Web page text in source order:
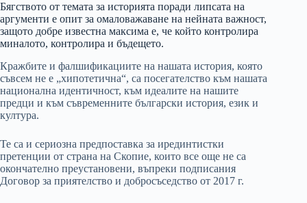
Бягството от темата за историята поради липсата на
аргументи е опит за омаловажаване на нейната важност,
защото добре известна максима е, че който контролира
миналото, контролира и бъдещето.
Кражбите и фалшификациите на нашата история, която
съвсем не е „хипотетична“, са посегателство към нашата
национална идентичност, към идеалите на нашите
предци и към съвременните български история, език и
култура.
Те са и сериозна предпоставка за ирединтистки
претенции от страна на Скопие, които все още не са
окончателно преустановени, въпреки подписания
Договор за приятелство и добросъседство от 2017 г.